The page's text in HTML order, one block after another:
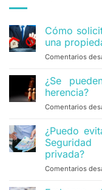
Cómo
una
Comentarios
¿Se
herencia?
Comentarios
¿Puedo
privada?
Comentarios